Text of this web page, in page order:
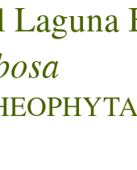
Laguna